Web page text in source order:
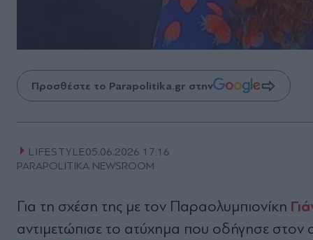
Προσθέστε το Parapolitika.gr στην
LIFESTYLE05.06.2026 17:16
PARAPOLITIKA NEWSROOM
Για τη σχέση της με τον Παραολυμπιονίκη
αντιμετώπισε το ατύχημα που οδήγησε